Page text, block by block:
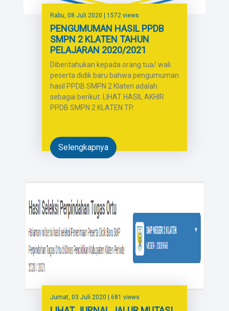
Rabu, 08 Juli 2020 | 1572 views
PENGUMUMAN HASIL PPDB
SMPN 2 KLATEN TAHUN
PELAJARAN 2020/2021
Diberitahukan kepada orang tua/ wali
peserta didik baru bahwa pengumuman
hasil PPDB SMPN 2 Klaten adalah
sebagai berikut: LIHAT HASIL AKHIR
PPDB SMPN 2 KLATEN TP.
Selengkapnya
Jumat, 03 Juli 2020 | 681 views